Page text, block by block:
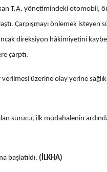
T.A. yönetimindeki otomobil,
Çarpışmayı önlemek isteyen
direksiyon hâkimiyetini
çarptı.
üzerine olay yerine
sürücü, ilk müdahalenin
başlatıldı. (İLKHA)